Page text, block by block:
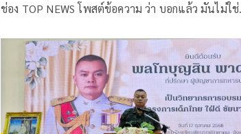
ช่อง TOP NEWS โพสต์ข้อความ ว่า บอกแล้ว มันไม่ใช่